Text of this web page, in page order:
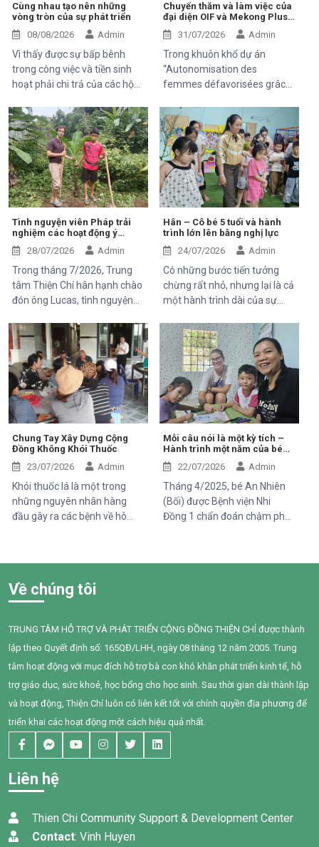
Cùng nhau tạo nên những
vòng tròn của sự phát triển
08/08/2026
Admin
Vì thấy được sự bấp bênh
trong công việc và tiền sinh
hoạt phải chi trả của các hộ
Phát Triển cộng đồng Thiện
chí đã và đang luôn luôn tìm
kiếm và thử các mô hình mới,
thuận tiện, bền vững để có thể
giúp được 1 phần nào đó cho
mọi người.
Chuyến thăm và làm việc của
đại diện OIF và Mekong Plus
tại cộng đồng dự án
31/07/2026 Admin
Trong khuôn khổ dự án
“Autonomisation des
femmes défavorisées grâce
économique et à l'accès aux
soins de santé 2025–2028”,
Trung tâm Thiện Chí vinh dự
đón tiếp ông Kaloyan Kolev,
đại diện đơn vị tài trợ
Organisation internationale
de la Francophonie (OIF), và
ông Bernard Kervyn, đại diện
Mekong Plus, trong chuyến
công tác tại xã Tánh Linh, Bắc
Ruộng và Hàm Kiệm, tỉnh
Lâm Đồng.
Tình nguyện viên Pháp trải
nghiệm các hoạt động ý
nghĩa tại Trung tâm Thiện Chí
28/07/2026 Admin
Trong tháng 7/2026, Trung
tâm Thiện Chí hân hạnh chào
đón ông Lucas, tình nguyện
chuyến thăm và trải nghiệm
các hoạt động của dự án do
Mekong Plus tài trợ tại địa
phương.
Hân – Cô bé 5 tuổi và hành
trình lớn lên bằng nghị lực
24/07/2026
Admin
Có những bước tiến tưởng
chừng rất nhỏ, nhưng lại là cả
một hành trình dài của sự
vọng. Hân, cô bé 5 tuổi với nụ
cười trong trẻo, đã đến với
Trung tâm trong những ngày
đầu mang theo rất nhiều thử
thách. Ngay từ khi chào đời,
em phải đối mặt với nhiều vấn
đề về sức khỏe, khiến quá
trình phát triển chậm hơn so
với các bạn cùng trang lứa.
Những điều tưởng như rất
bình thường đối với một đứa
trẻ lại là những cột mốc đầy
gian nan đối với em.
Chung Tay Xây Dựng Cộng
Đồng Không Khói Thuốc
23/07/2026
Admin
Khói thuốc lá là một trong
những nguyên nhân hàng
đầu gây ra các bệnh về hô
người hút thuốc bị ảnh hưởng
đặc biệt là trẻ em, phụ nữ
mang thai và người cao tuổi,
cũng phải đối mặt với nhiều
nguy cơ sức khỏe do hít phải
khói thuốc thụ động.
Mỗi câu nói là một kỳ tích –
Hành trình một năm của bé
An Nhiên (Bối)
22/07/2026 Admin
Tháng 4/2025, bé An Nhiên
(Bối) được Bệnh viện Nhi
Đồng 1 chẩn đoán chậm phát
gặp nhiều khó khăn trong
đồng hành tận tâm của các
cô giáo, sự kiên trì của gia
đình và nỗ lực không ngừng
của chính Bối, em đã có
những bước tiến đầy tự hào.
Về chúng tôi
TRUNG TÂM HỖ TRỢ VÀ PHÁT TRIỂN CỘNG ĐỒNG THIỆN CHÍ được thành
lập theo Quyết định số: 165QĐ/LHH, ngày 08 tháng 12 năm 2005. Trung
tâm hoạt động với mục đích hỗ trợ bà con khó khăn phát triển kinh tế, hỗ
trợ giáo dục, sức khoẻ, học bổng cho học sinh. Sau thời gian dài thành lập
và hoạt động, Thiện Chí luôn có liên kết tốt với chính quyền địa phương để
triển khai các hoạt động một cách hiệu quả nhất.
Liên hệ
Thien Chi Community Support & Development Center
Contact: Vinh Huyen